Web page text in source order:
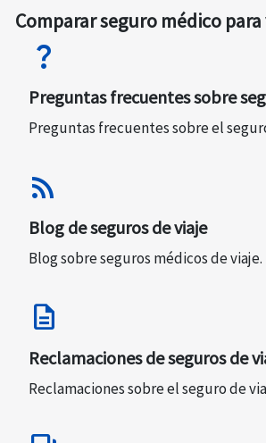
Comparar seguro médico
question_mark
Preguntas frecuentes sobre
Preguntas frecuentes sobre el
rss_feed
Blog de seguros de viaje
Blog sobre seguros médicos de viaje.
description
Reclamaciones de seguros de
Reclamaciones sobre el seguro de